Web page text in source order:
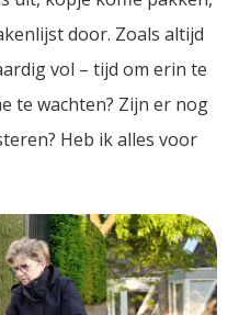
door. Zoals altijd
vol – tijd om erin te
te wachten? Zijn er nog
Heb ik alles voor